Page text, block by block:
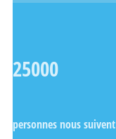
25000
personnes nous suivent